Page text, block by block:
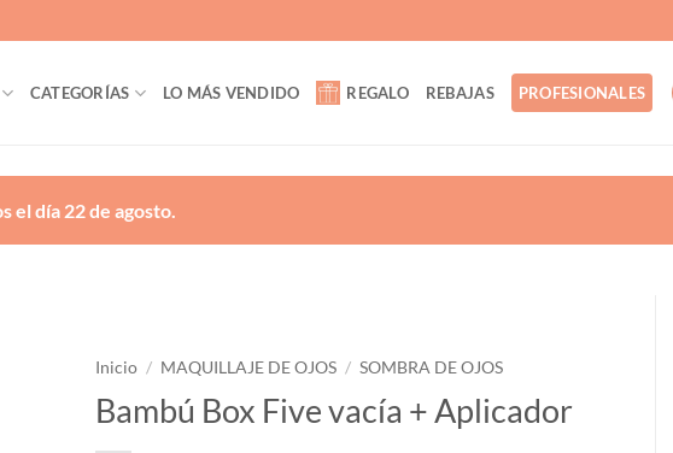
CATEGORÍAS LO MÁS VENDIDO REGALO REBAJAS PROFESIONALES
el día 22 de agosto.
Inicio / MAQUILLAJE DE OJOS / SOMBRA DE OJOS
Bambú Box Five vacía + Aplicador